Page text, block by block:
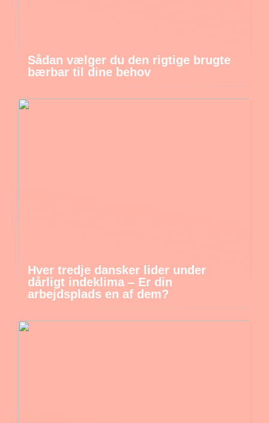
Sådan vælger du den rigtige brugte
bærbar til dine behov
Hver tredje dansker lider under
dårligt indeklima – Er din
arbejdsplads en af dem?